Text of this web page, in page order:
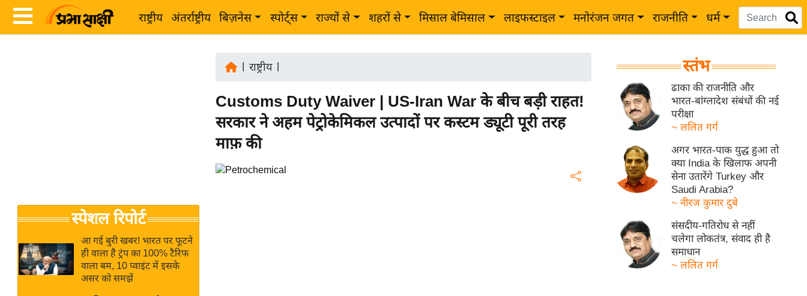
राष्ट्रीय अंतर्राष्ट्रीय बिज़नेस स्पोर्ट्स राज्यों से शहरों से मिसाल बेमिसाल लाइफस्टाइल मनोरंजन जगत राजनीति धर्म
Breaking
News in
Hindi
Hindi
जगत
राय
बजट
स्पेशल रिपोर्ट
आ गई बुरी खबर! भारत पर फूटने
ही वाला है ट्रंप का 100% टैरिफ
वाला बम, 10 प्वाइंट में इसके
असर को समझें
राष्ट्रीय|
Customs Duty Waiver | US-Iran War के बीच बड़ी राहत!
सरकार ने अहम पेट्रोकेमिकल उत्पादों पर कस्टम ड्यूटी पूरी तरह
माफ़ की
स्तंभ
ढाका की राजनीति और
भारत-बांग्लादेश संबंधों की नई
परीक्षा
~ ललित गर्ग
अगर भारत-पाक युद्ध हुआ तो
क्या India के खिलाफ अपनी
सेना उतारेंगे Turkey और
Saudi Arabia?
~ नीरज कुमार दुबे
संसदीय-गतिरोध से नहीं
चलेगा लोकतंत्र, संवाद ही है
समाधान
~ ललित गर्ग